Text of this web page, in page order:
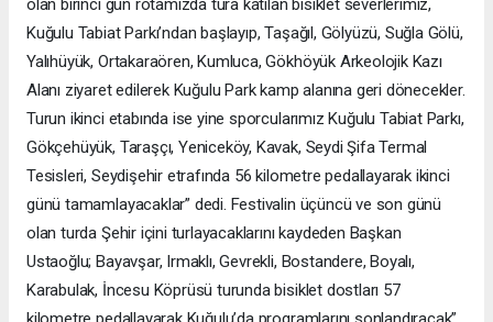
olan birinci gün rotamızda tura katılan bisiklet severlerimiz,
Kuğulu Tabiat Parkı’ndan başlayıp, Taşağıl, Gölyüzü, Suğla Gölü,
Yalıhüyük, Ortakaraören, Kumluca, Gökhöyük Arkeolojik Kazı
Alanı ziyaret edilerek Kuğulu Park kamp alanına geri dönecekler.
Turun ikinci etabında ise yine sporcularımız Kuğulu Tabiat Parkı,
Gökçehüyük, Taraşçı, Yeniceköy, Kavak, Seydi Şifa Termal
Tesisleri, Seydişehir etrafında 56 kilometre pedallayarak ikinci
günü tamamlayacaklar” dedi. Festivalin üçüncü ve son günü
olan turda Şehir içini turlayacaklarını kaydeden Başkan
Ustaoğlu; Bayavşar, Irmaklı, Gevrekli, Bostandere, Boyalı,
Karabulak, İncesu Köprüsü turunda bisiklet dostları 57